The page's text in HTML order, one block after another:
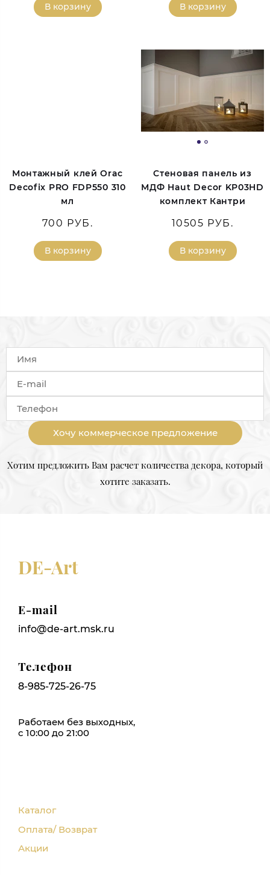
В корзину В корзину
Монтажный клей Orac
Decofix PRO FDP550 310
мл
700 РУБ.
В корзину
Стеновая панель из
МДФ Haut Decor KP03HD
комплект Кантри
10505 РУБ.
В корзину
Хочу коммерческое предложение
Хотим предложить Вам расчет количества декора, который
хотите заказать.
DE-Art
E-mail
info@de-art.msk.ru
Телефон
8-985-725-26-75
Работаем без выходных,
с 10:00 до 21:00
Каталог
Оплата/ Возврат
Акции